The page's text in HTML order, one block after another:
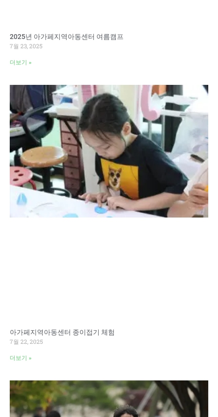
2025년 아가페지역아동센터 여름캠프
7월 23, 2025
더보기 »
아가페지역아동센터 종이접기 체험
7월 22, 2025
더보기 »